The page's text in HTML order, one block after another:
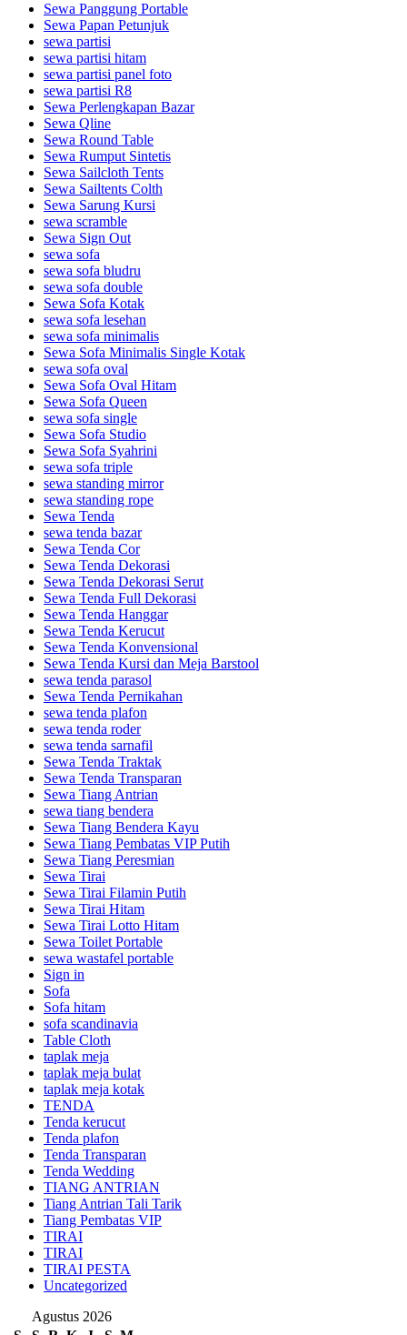
Sewa Panggung Portable
Sewa Papan Petunjuk
sewa partisi
sewa partisi hitam
sewa partisi panel foto
sewa partisi R8
Sewa Perlengkapan Bazar
Sewa Qline
Sewa Round Table
Sewa Rumput Sintetis
Sewa Sailcloth Tents
Sewa Sailtents Colth
Sewa Sarung Kursi
sewa scramble
Sewa Sign Out
sewa sofa
sewa sofa bludru
sewa sofa double
Sewa Sofa Kotak
sewa sofa lesehan
sewa sofa minimalis
Sewa Sofa Minimalis Single Kotak
sewa sofa oval
Sewa Sofa Oval Hitam
Sewa Sofa Queen
sewa sofa single
Sewa Sofa Studio
Sewa Sofa Syahrini
sewa sofa triple
sewa standing mirror
sewa standing rope
Sewa Tenda
sewa tenda bazar
Sewa Tenda Cor
Sewa Tenda Dekorasi
Sewa Tenda Dekorasi Serut
Sewa Tenda Full Dekorasi
Sewa Tenda Hanggar
Sewa Tenda Kerucut
Sewa Tenda Konvensional
Sewa Tenda Kursi dan Meja Barstool
sewa tenda parasol
Sewa Tenda Pernikahan
sewa tenda plafon
sewa tenda roder
sewa tenda sarnafil
Sewa Tenda Traktak
Sewa Tenda Transparan
Sewa Tiang Antrian
sewa tiang bendera
Sewa Tiang Bendera Kayu
Sewa Tiang Pembatas VIP Putih
Sewa Tiang Peresmian
Sewa Tirai
Sewa Tirai Filamin Putih
Sewa Tirai Hitam
Sewa Tirai Lotto Hitam
Sewa Toilet Portable
sewa wastafel portable
Sign in
Sofa
Sofa hitam
sofa scandinavia
Table Cloth
taplak meja
taplak meja bulat
taplak meja kotak
TENDA
Tenda kerucut
Tenda plafon
Tenda Transparan
Tenda Wedding
TIANG ANTRIAN
Tiang Antrian Tali Tarik
Tiang Pembatas VIP
TIRAI
TIRAI
TIRAI PESTA
Uncategorized
Agustus 2026